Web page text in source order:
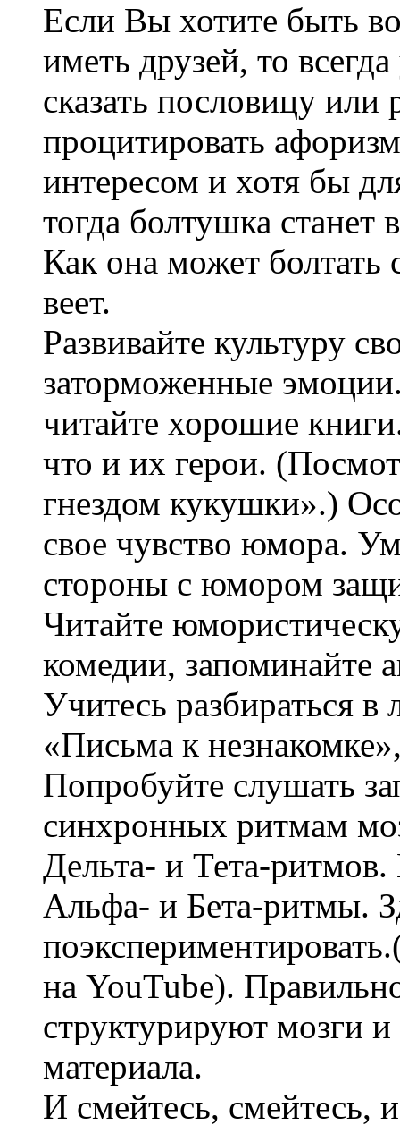
Если Вы хотите быть
иметь друзей, то
сказать пословицу или
процитировать
интересом и хотя бы
тогда болтушка
Как она может
веет.
Развивайте культуру
заторможенные
читайте хорошие
что и их герои.
гнездом кукушки».)
свое чувство юмора.
стороны с юмором
Читайте
комедии, запоминайте
Учитесь разбираться
«Письма к
Попробуйте слушать
синхронных ритмам
Дельта- и Тета-
Альфа- и Бета-ритмы.
на YouTube).
структурируют мозги
материала.
И смейтесь, смейтесь,